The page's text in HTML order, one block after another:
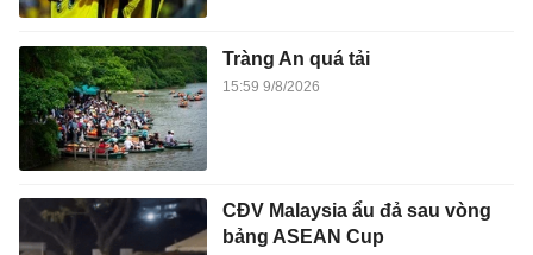
Tràng An quá tải
15:59 9/8/2026
CĐV Malaysia ẩu đả sau vòng
bảng ASEAN Cup